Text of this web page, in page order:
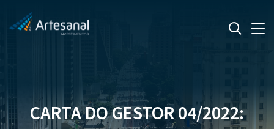
CARTA DO GESTOR 04/2022: